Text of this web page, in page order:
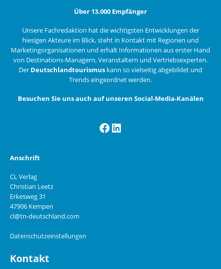
Über 13.000 Empfänger
Unsere Fachredaktion hat die wichtigsten Entwicklungen der
hiesigen Akteure im Blick, steht in Kontakt mit Regionen und
Marketingorganisationen und erhält Informationen aus erster Hand
von Destinations-Managern, Veranstaltern und Vertriebsexperten.
Der Deutschlandtourismus kann so vielseitig abgebildet und
Trends eingeordnet werden.
Besuchen Sie uns auch auf unseren Social-Media-Kanälen
Facebook
LinkedIn
Anschrift
CL Verlag
Christian Leetz
Erkesweg 31
47906 Kempen
cl@tn-deutschland.com
Datenschutzeinstellungen
Kontakt